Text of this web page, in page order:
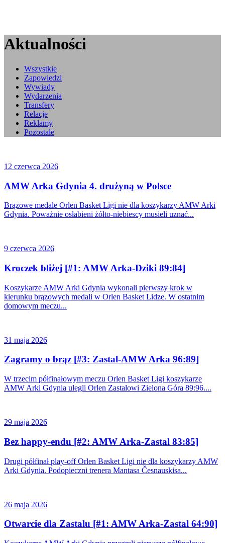
Aktualności
Wszystkie
Zapowiedzi
Wywiady
Wydarzenia
Transfery
Relacje
Reklamy
Pozostałe
12 czerwca 2026
AMW Arka Gdynia 4. drużyną w Polsce
Brązowe medale Orlen Basket Ligi nie dla koszykarzy AMW Arki
Gdynia. Poważnie osłabieni żółto-niebiescy musieli uznać...
9 czerwca 2026
Kroczek bliżej [#1: AMW Arka-Dziki 89:84]
Koszykarze AMW Arki Gdynia wykonali pierwszy krok w
kierunku brązowych medali w Orlen Basket Lidze. W ostatnim
domowym meczu...
31 maja 2026
Zagramy o brąz [#3: Zastal-AMW Arka 96:89]
W trzecim półfinałowym meczu Orlen Basket Ligi koszykarze
AMW Arki Gdynia ulegli Orlen Zastalowi Zielona Góra 89:96....
29 maja 2026
Bez happy-endu [#2: AMW Arka-Zastal 83:85]
Drugi półfinał play-off Orlen Basket Ligi nie dla koszykarzy AMW
Arki Gdynia. Podopieczni trenera Mantasa ​Česnauskisa...
26 maja 2026
Otwarcie dla Zastalu [#1: AMW Arka-Zastal 64:90]